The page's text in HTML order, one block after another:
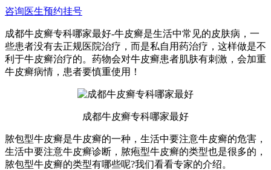
咨询医生预约挂号
成都牛皮癣专科哪家最好-牛皮癣是生活中常见的皮肤病，一
些患者没有去正规医院治疗，而是私自用药治疗，这样做是不
利于牛皮癣治疗的。药物会对牛皮癣患者肌肤有刺激，会加重
牛皮癣病情，患者要慎重使用！
成都牛皮癣专科哪家最好
脓包型牛皮癣是牛皮癣的一种，生活中要注意牛皮癣的危害，
生活中要注意牛皮癣诊断，脓疱型牛皮癣的类型也是很多的，
脓包型牛皮癣的类型有哪些呢?我们看看专家的介绍。